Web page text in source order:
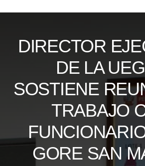
DIRECTOR
DE LA
SOSTIENE
TRABAJO
GORE SAN